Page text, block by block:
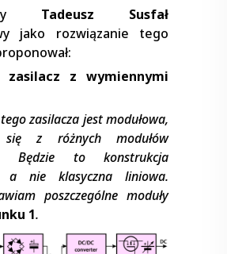
Tadeusz Susfał
jako rozwiązanie tego
zasilacz z wymiennymi
zasilacza jest modułowa,
się z różnych modułów
Będzie to konstrukcja
a nie klasyczna liniowa.
poszczególne moduły
1.